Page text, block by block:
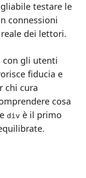
testare le
connessioni
reale dei lettori.
con gli utenti
fiducia e
chi cura
cosa
div è il primo